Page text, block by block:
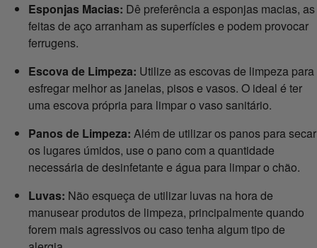
Esponjas Macias: Dê preferência a esponjas macias, as
feitas de aço arranham as superfícies e podem provocar
ferrugens.
Escova de Limpeza: Utilize as escovas de limpeza para
esfregar melhor as janelas, pisos e vasos. O ideal é ter
uma escova própria para limpar o vaso sanitário.
Panos de Limpeza: Além de utilizar os panos para secar
os lugares úmidos, use o pano com a quantidade
necessária de desinfetante e água para limpar o chão.
Luvas: Não esqueça de utilizar luvas na hora de
manusear produtos de limpeza, principalmente quando
forem mais agressivos ou caso tenha algum tipo de